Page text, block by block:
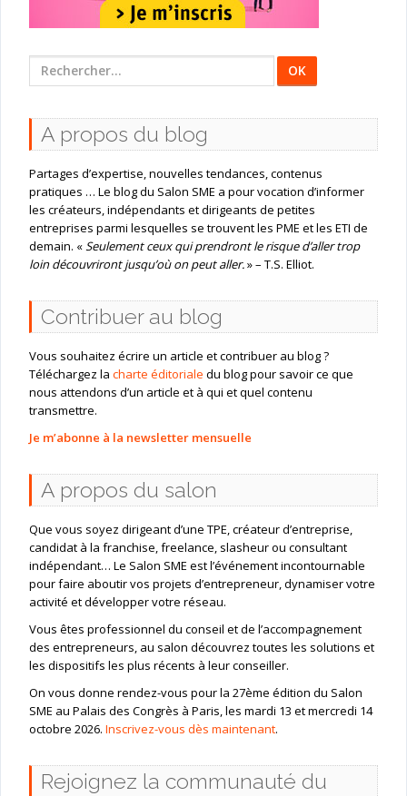
Rechercher
:
A propos du blog
Partages d’expertise, nouvelles tendances, contenus
pratiques … Le blog du Salon SME a pour vocation d’informer
les créateurs, indépendants et dirigeants de petites
entreprises parmi lesquelles se trouvent les PME et les ETI de
demain. «Seulement ceux qui prendront le risque d’aller trop
loin découvriront jusqu’où on peut aller.» – T.S. Elliot.
Contribuer au blog
Vous souhaitez écrire un article et contribuer au blog ?
Téléchargez la charte éditoriale du blog pour savoir ce que
nous attendons d’un article et à qui et quel contenu
transmettre.
Je m’abonne à la newsletter mensuelle
A propos du salon
Que vous soyez dirigeant d’une TPE, créateur d’entreprise,
candidat à la franchise, freelance, slasheur ou consultant
indépendant… Le Salon SME est l’événement incontournable
pour faire aboutir vos projets d’entrepreneur, dynamiser votre
activité et développer votre réseau.
Vous êtes professionnel du conseil et de l’accompagnement
des entrepreneurs, au salon découvrez toutes les solutions et
les dispositifs les plus récents à leur conseiller.
On vous donne rendez-vous pour la 27ème édition du Salon
SME au Palais des Congrès à Paris, les mardi 13 et mercredi 14
octobre 2026. Inscrivez-vous dès maintenant.
Rejoignez la communauté du